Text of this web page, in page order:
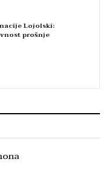
Lojolski:
prošnje